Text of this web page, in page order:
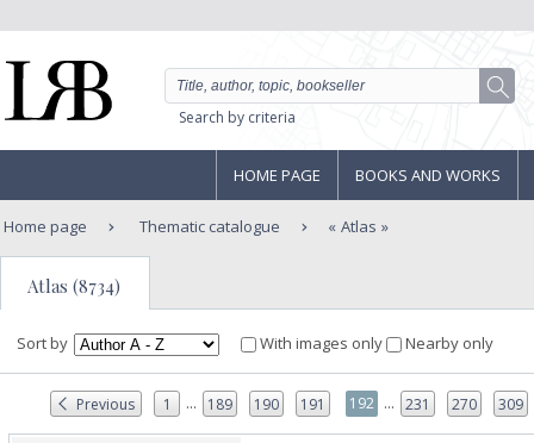
Search by criteria
HOME PAGE BOOKS AND WORKS
Home page Thematic catalogue Atlas
Atlas (8734)
Sort by With images only Nearby only
Previous 1 ... 189 190 191 192 ... 231 270 309